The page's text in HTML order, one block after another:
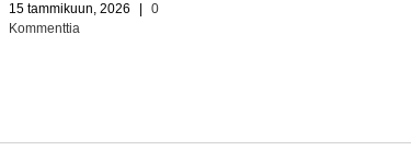
15 tammikuun, 2026
0
Kommenttia